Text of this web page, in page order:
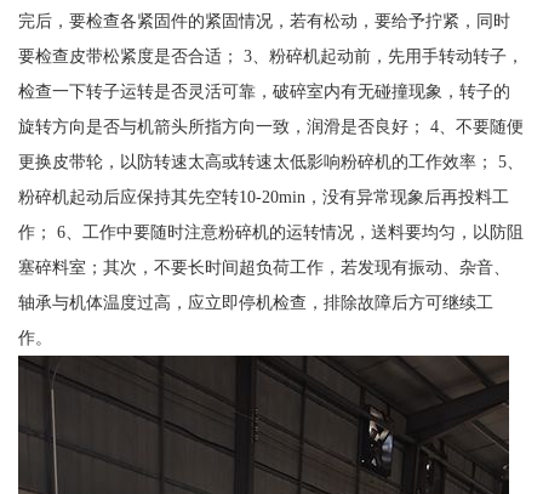
完后，要检查各紧固件的紧固情况，若有松动，要给予拧紧，同时
要检查皮带松紧度是否合适； 3、粉碎机起动前，先用手转动转子，
检查一下转子运转是否灵活可靠，破碎室内有无碰撞现象，转子的
旋转方向是否与机箭头所指方向一致，润滑是否良好； 4、不要随便
更换皮带轮，以防转速太高或转速太低影响粉碎机的工作效率； 5、
粉碎机起动后应保持其先空转10-20min，没有异常现象后再投料工
作； 6、工作中要随时注意粉碎机的运转情况，送料要均匀，以防阻
塞碎料室；其次，不要长时间超负荷工作，若发现有振动、杂音、
轴承与机体温度过高，应立即停机检查，排除故障后方可继续工
作。